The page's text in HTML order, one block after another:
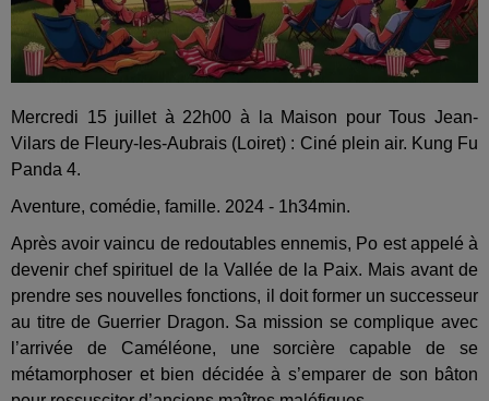
Mercredi 15 juillet à 22h00 à la Maison pour Tous Jean-
Vilars de Fleury-les-Aubrais (Loiret) : Ciné plein air. Kung Fu
Panda 4.
Aventure, comédie, famille. 2024 - 1h34min.
Après avoir vaincu de redoutables ennemis, Po est appelé à
devenir chef spirituel de la Vallée de la Paix. Mais avant de
prendre ses nouvelles fonctions, il doit former un successeur
au titre de Guerrier Dragon. Sa mission se complique avec
l’arrivée de Caméléone, une sorcière capable de se
métamorphoser et bien décidée à s’emparer de son bâton